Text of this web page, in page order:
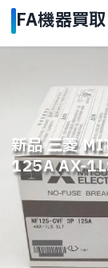
新品 三菱
125A AX-